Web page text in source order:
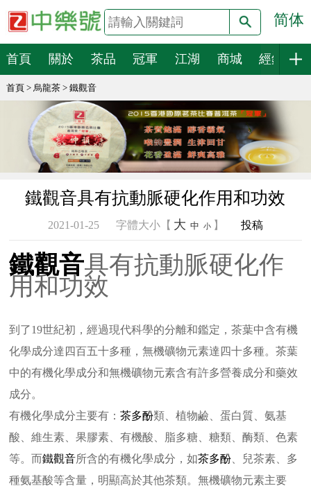
简体
首頁 關於 茶品 冠軍 江湖 商城 經銷
首頁> 烏龍茶> 鐵觀音
鐵觀音具有抗動脈硬化作用和功效
2021-01-25 字體大小【 大 中 小 】 投稿
鐵觀音具有抗動脈硬化作
用和功效
到了19世紀初，經過現代科學的分離和鑑定，茶葉中含有機
化學成分達四百五十多種，無機礦物元素達四十多種。茶葉
中的有機化學成分和無機礦物元素含有許多營養成分和藥效
成分。
有機化學成分主要有：茶多酚類、植物鹼、蛋白質、氨基
酸、維生素、果膠素、有機酸、脂多糖、糖類、酶類、色素
等。而鐵觀音所含的有機化學成分，如茶多酚 、兒茶素、多
種氨基酸等含量，明顯高於其他茶類。無機礦物元素主要